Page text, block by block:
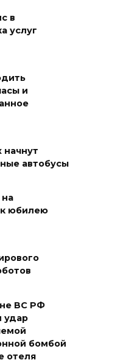
в
услуг
и
начнут
автобусы
к юбилею
ВС РФ
удар
бомбой
отеля